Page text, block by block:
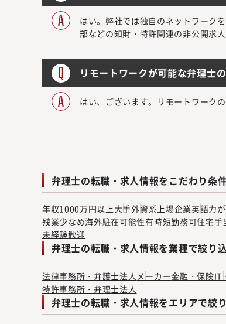
はい。弊社では独自のネットワーク
部などの知財・特許関連の非公開求
リモートワークが可能な弁理士
はい、ございます。リモートワーク
弁理士の転職・求人情報をこだわり条
年収1000万円以上大手外資系 上場企業英語力
残業少なめ海外駐在可能性有時短勤務可住宅手
未経験歓迎
弁理士の転職・求人情報を業種で絞り
法律事務所・弁護士法人 メーカー金融・保険IT
特許事務所・弁理士法人
弁理士の転職・求人情報をエリアで絞